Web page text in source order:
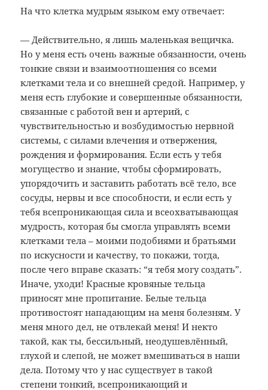
На что клетка мудрым языком ему отвечает:
— Действительно, я лишь маленькая вещичка.
Но у меня есть очень важные обязанности, очень
тонкие связи и взаимоотношения со всеми
клетками тела и со внешней средой. Например, у
меня есть глубокие и совершенные обязанности,
связанные с работой вен и артерий, с
чувствительностью и возбудимостью нервной
системы, с силами влечения и отвержения,
рождения и формирования. Если есть у тебя
могущество и знание, чтобы сформировать,
упорядочить и заставить работать всё тело, все
сосуды, нервы и все способности, и если есть у
тебя всепроникающая сила и всеохватывающая
мудрость, которая бы смогла управлять всеми
клетками тела – моими подобиями и братьями
по искусности и качеству, то покажи, тогда,
после чего вправе сказать: “я тебя могу создать”.
Иначе, уходи! Красные кровяные тельца
приносят мне пропитание. Белые тельца
противостоят нападающим на меня болезням. У
меня много дел, не отвлекай меня! И некто
такой, как ты, бессильный, неодушевлённый,
глухой и слепой, не может вмешиваться в наши
дела. Потому что у нас существует в такой
степени тонкий, всепроникающий и